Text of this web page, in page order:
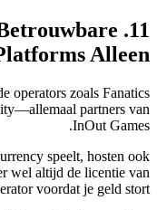
Betrouwbare
Alleen
operators zoals Fanatics
partners van
InOut Games.
speelt, hosten ook
wel altijd de licentie van
voordat je geld stort.